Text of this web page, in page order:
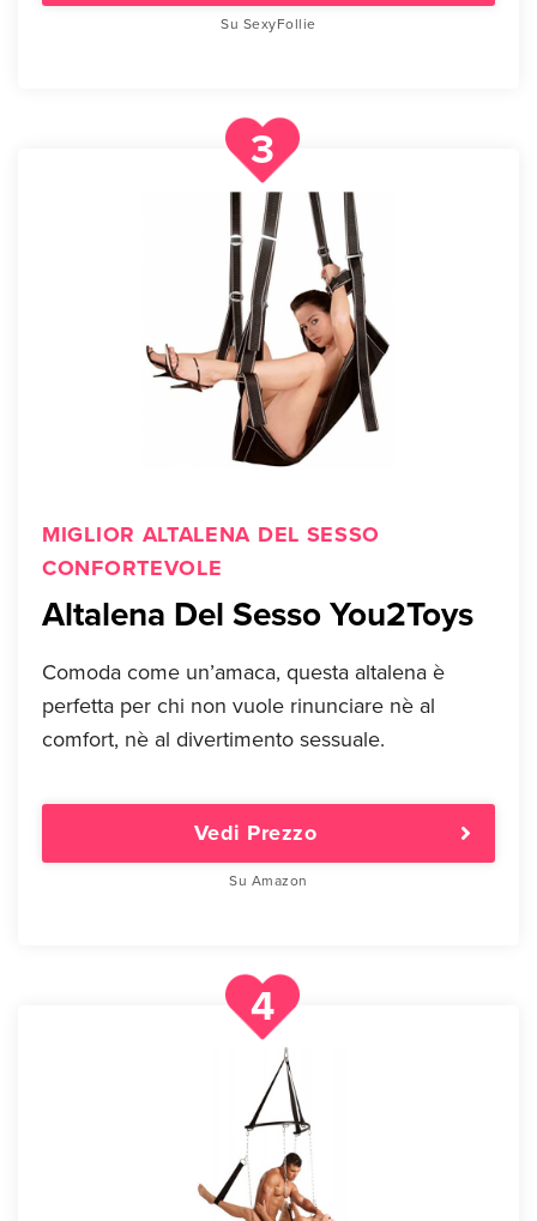
Su SexyFollie
3
MIGLIOR ALTALENA DEL SESSO
CONFORTEVOLE
Altalena Del Sesso You2Toys
Comoda come un’amaca, questa altalena è
perfetta per chi non vuole rinunciare nè al
comfort, nè al divertimento sessuale.
Vedi Prezzo
Su Amazon
4